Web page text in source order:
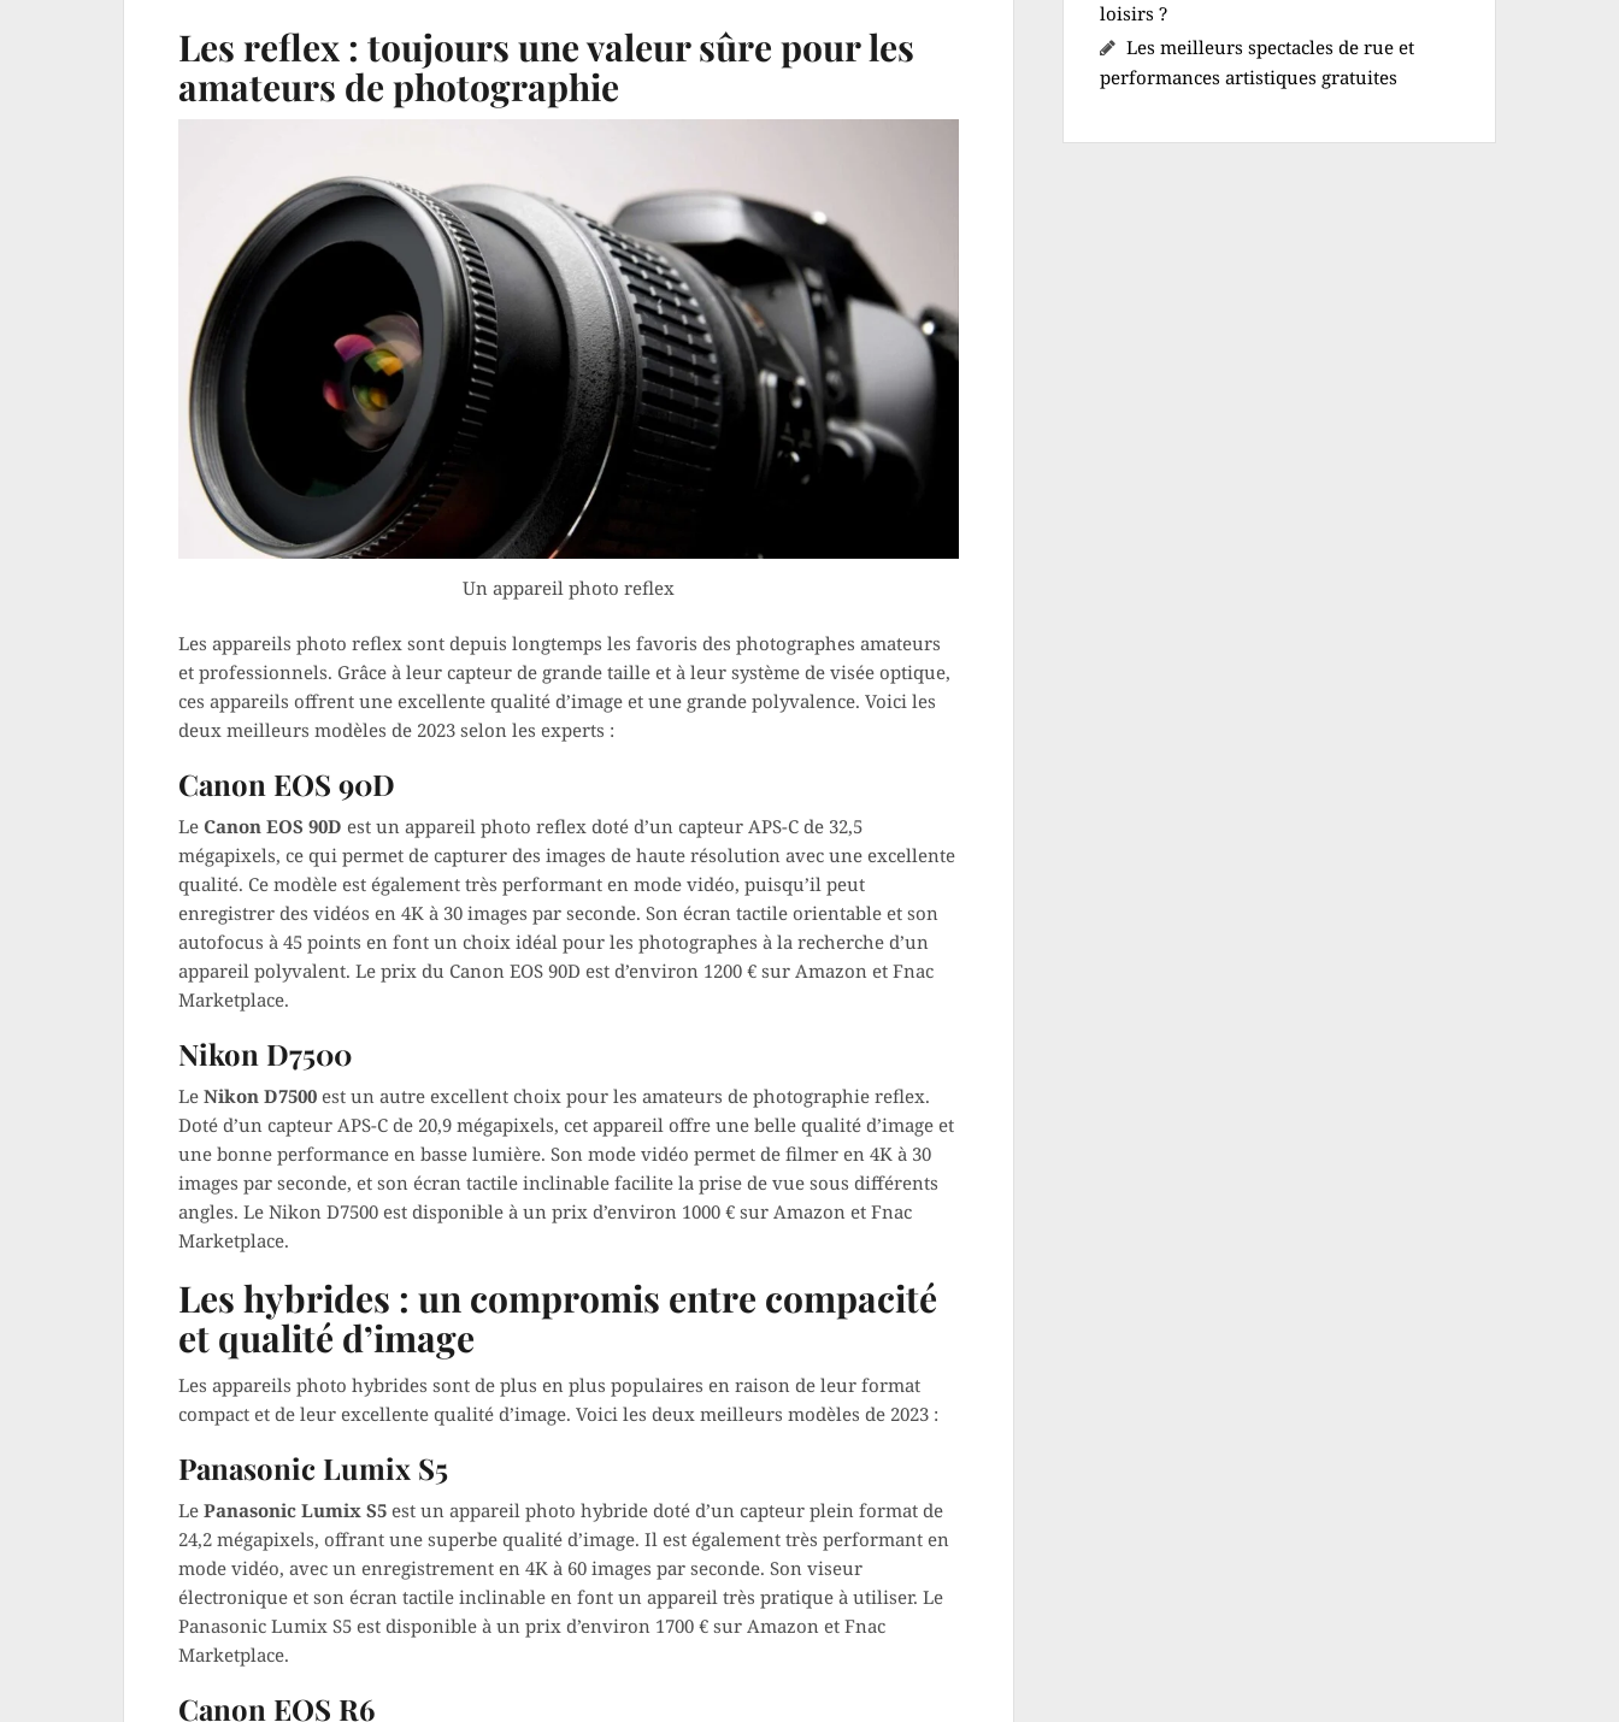
Les reflex : toujours une valeur sûre pour les
amateurs de photographie
Un appareil photo reflex
Les appareils photo reflex sont depuis longtemps les favoris des photographes amateurs
et professionnels. Grâce à leur capteur de grande taille et à leur système de visée optique,
ces appareils offrent une excellente qualité d’image et une grande polyvalence. Voici les
deux meilleurs modèles de 2023 selon les experts :
Canon EOS 90D
Le Canon EOS 90D est un appareil photo reflex doté d’un capteur APS-C de 32,5
mégapixels, ce qui permet de capturer des images de haute résolution avec une excellente
qualité. Ce modèle est également très performant en mode vidéo, puisqu’il peut
enregistrer des vidéos en 4K à 30 images par seconde. Son écran tactile orientable et son
autofocus à 45 points en font un choix idéal pour les photographes à la recherche d’un
appareil polyvalent. Le prix du Canon EOS 90D est d’environ 1200 € sur Amazon et Fnac
Marketplace.
Nikon D7500
Le Nikon D7500 est un autre excellent choix pour les amateurs de photographie reflex.
Doté d’un capteur APS-C de 20,9 mégapixels, cet appareil offre une belle qualité d’image et
une bonne performance en basse lumière. Son mode vidéo permet de filmer en 4K à 30
images par seconde, et son écran tactile inclinable facilite la prise de vue sous différents
angles. Le Nikon D7500 est disponible à un prix d’environ 1000 € sur Amazon et Fnac
Marketplace.
Les hybrides : un compromis entre compacité
et qualité d’image
Les appareils photo hybrides sont de plus en plus populaires en raison de leur format
compact et de leur excellente qualité d’image. Voici les deux meilleurs modèles de 2023 :
Panasonic Lumix S5
Le Panasonic Lumix S5 est un appareil photo hybride doté d’un capteur plein format de
24,2 mégapixels, offrant une superbe qualité d’image. Il est également très performant en
mode vidéo, avec un enregistrement en 4K à 60 images par seconde. Son viseur
électronique et son écran tactile inclinable en font un appareil très pratique à utiliser. Le
Panasonic Lumix S5 est disponible à un prix d’environ 1700 € sur Amazon et Fnac
Marketplace.
Canon EOS R6
loisirs ?
Les meilleurs spectacles de rue et
performances artistiques gratuites